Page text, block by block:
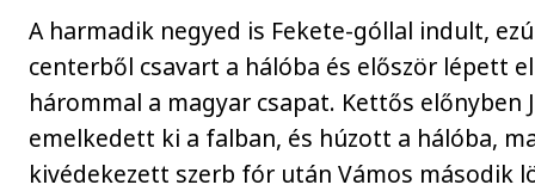
A harmadik negyed is Fekete-góllal indult,
centerből csavart a hálóba és először lépett el
hárommal a magyar csapat. Kettős előnyben
emelkedett ki a falban, és húzott a hálóba,
kivédekezett szerb fór után Vámos második